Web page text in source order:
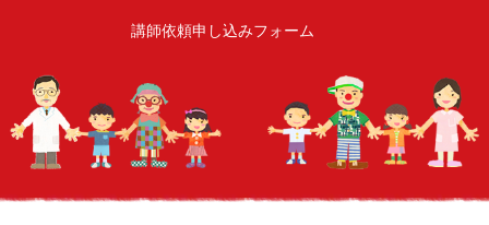
講師依頼申し込みフォーム